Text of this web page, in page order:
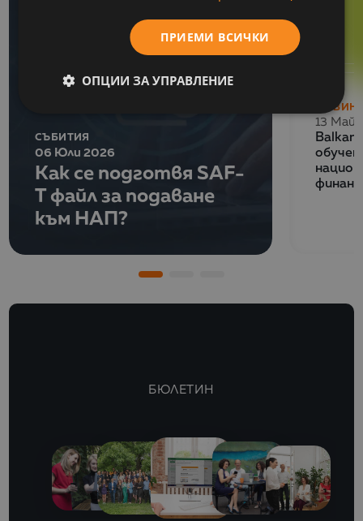
СЪБИТИЯ
06 Юли 2026
Как се подготвя SAF-
T файл за подаване
към НАП?
13 Май
Balkan
БЮЛЕТИН
ПРИЕМИ ВСИЧКИ
ОПЦИИ ЗА УПРАВЛЕНИЕ